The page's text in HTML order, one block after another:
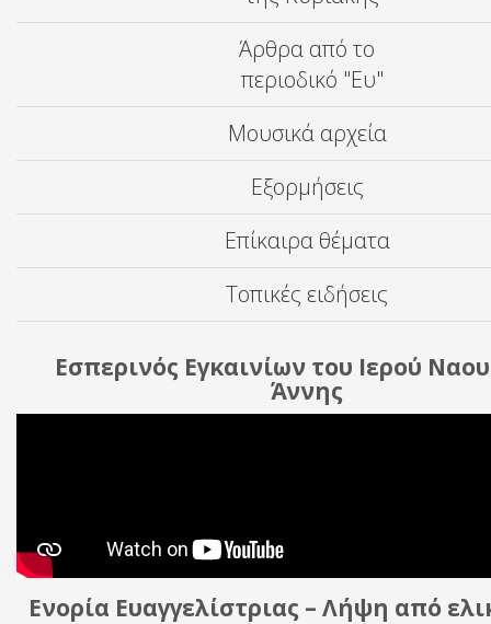
Άρθρα από το
περιοδικό "Ευ"
Μουσικά αρχεία
Εξορμήσεις
Επίκαιρα θέματα
Τοπικές ειδήσεις
Εσπερινός Εγκαινίων του Ιερού
Άννης
Ενορία Ευαγγελίστριας – Λήψη από